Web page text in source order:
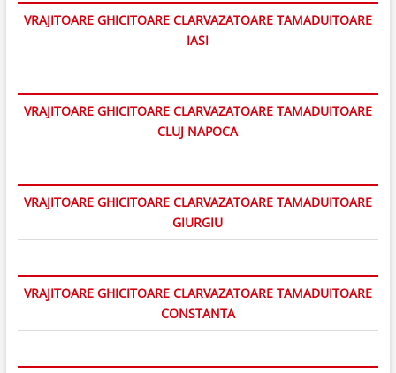
VRAJITOARE GHICITOARE CLARVAZATOARE TAMADUITOARE
IASI
VRAJITOARE GHICITOARE CLARVAZATOARE TAMADUITOARE
CLUJ NAPOCA
VRAJITOARE GHICITOARE CLARVAZATOARE TAMADUITOARE
GIURGIU
VRAJITOARE GHICITOARE CLARVAZATOARE TAMADUITOARE
CONSTANTA